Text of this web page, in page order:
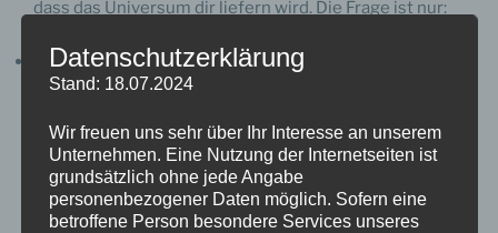
dass das Universum dir liefern wird. Die Frage ist nur:
Unterstützung suchen:Vernetze dich mit Menschen,
die ähnliche Erfahrungen gemacht haben oder dich
Ort, um Unterstützung und Rat zu finden.
Wie fängst du an, nehme einen der Punkte raus und
fange an einfachsten ist die Stille. Denn du weißt ja wir
Datenschutzerklärung
Stand: 18.07.2024
Wir freuen uns sehr über Ihr Interesse an unserem
Unternehmen. Eine Nutzung der Internetseiten ist
grundsätzlich ohne jede Angabe
personenbezogener Daten möglich. Sofern eine
betroffene Person besondere Services unseres